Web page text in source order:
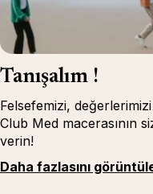
Tanışalım !
Felsefemizi,
Club Med macerasının
verin!
Daha fazlasını